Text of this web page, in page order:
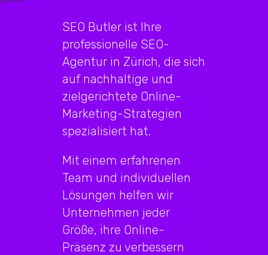
SEO Butler ist Ihre
professionelle SEO-
Agentur in Zürich, die sich
auf nachhaltige und
zielgerichtete Online-
Marketing-Strategien
spezialisiert hat.
Mit einem erfahrenen
Team und individuellen
Lösungen helfen wir
Unternehmen jeder
Größe, ihre Online-
Präsenz zu verbessern